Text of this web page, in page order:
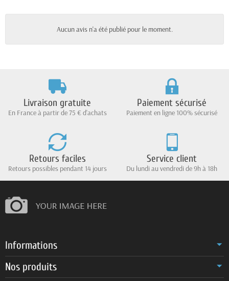
Aucun avis n'a été publié pour le moment.
Livraison gratuite
En France à partir de 75 € d'achats
Paiement sécurisé
Paiement en ligne 100% sécurisé
Retours faciles
Retours possibles pendant 14 jours
Service client
Du lundi au vendredi de 9h à 18h
Informations
Nos produits